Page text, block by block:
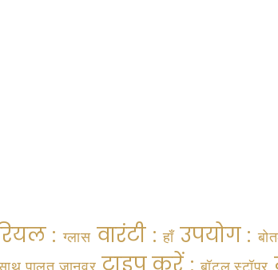
:ग्लास वारंटी :हाँ उपयोग :
पालतू जानवर बॉटल स्टॉपर